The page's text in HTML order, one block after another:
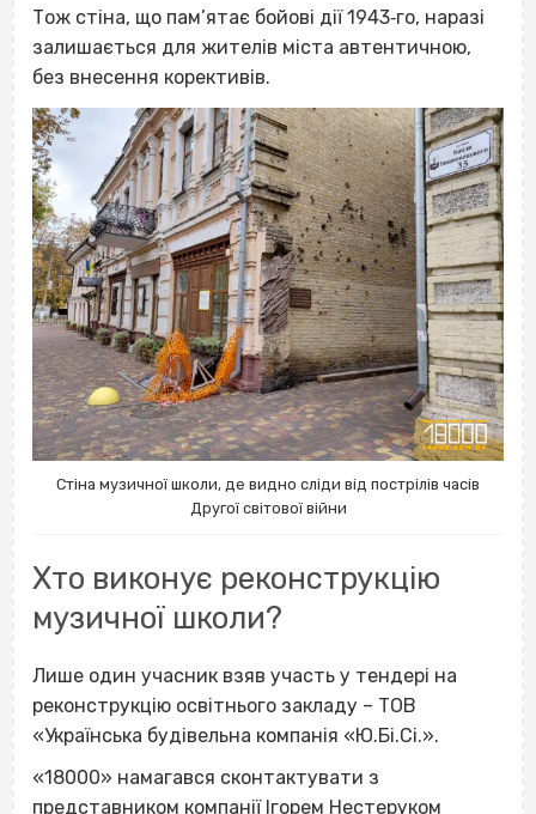
Тож стіна, що пам’ятає бойові дії 1943‐го, наразі
залишається для жителів міста автентичною,
без внесення корективів.
Стіна музичної школи, де видно сліди від пострілів часів
Другої світової війни
Хто виконує реконструкцію
музичної школи?
Лише один учасник взяв участь у тендері на
реконструкцію освітнього закладу – ТОВ
«Українська будівельна компанія «Ю.Бі.Сі.».
«18000» намагався сконтактувати з
представником компанії Ігорем Нестеруком